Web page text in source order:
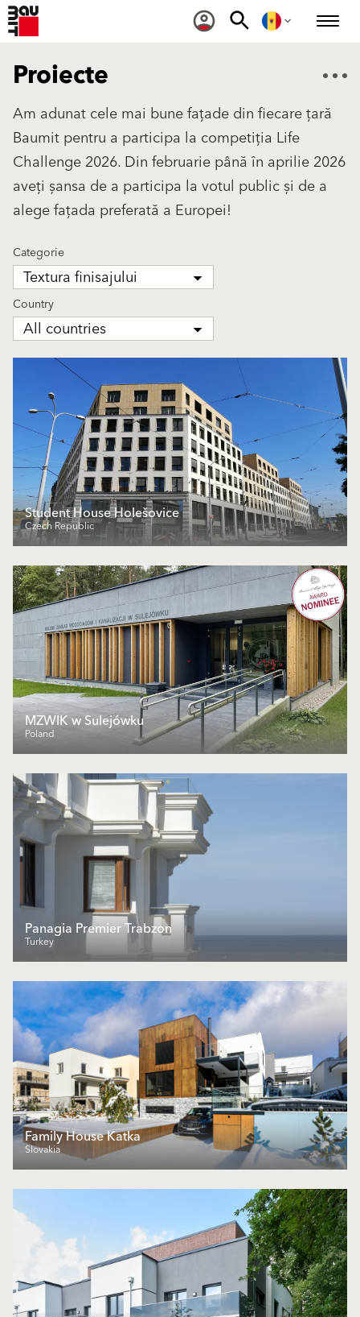
Proiecte
Am adunat cele mai bune fațade din fiecare țară
Baumit pentru a participa la competiția Life
Challenge 2026. Din februarie până în aprilie 2026
aveți șansa de a participa la votul public și de a
alege fațada preferată a Europei!
Categorie
Textura finisajului
Country
All countries
Student House Holešovice
Czech Republic
MZWIK w Sulejówku
Poland
Panagia Premier Trabzon
Turkey
Family House Katka
Slovakia